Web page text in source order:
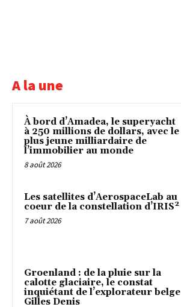
A la une
À bord d’Amadea, le superyacht
à 250 millions de dollars, avec le
plus jeune milliardaire de
l’immobilier au monde
8 août 2026
Les satellites d’AerospaceLab au
coeur de la constellation d’IRIS²
7 août 2026
Groenland : de la pluie sur la
calotte glaciaire, le constat
inquiétant de l’explorateur belge
Gilles Denis